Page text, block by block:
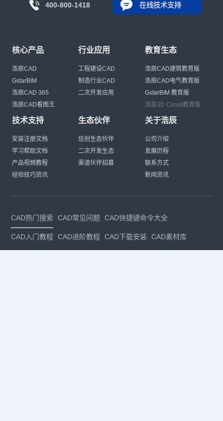
400-800-1418 在线技术支持
核心产品
浩辰CAD
GstarBIM
浩辰CAD 365
浩辰CAD看图王
行业应用
工程建设CAD
制造行业CAD
二次开发应用
教育生态
浩辰CAD建筑教育版
浩辰CAD电气教育版
GstarBIM 教育版
浩辰3D Cloud教育版
技术支持
安装注册文档
学习帮助文档
产品视频教程
经验技巧资讯
生态伙伴
信创生态伙伴
二次开发生态
渠道伙伴招募
关于浩辰
公司介绍
发展历程
联系方式
新闻资讯
CAD热门搜索 CAD常见问题 CAD快捷键命令大全
CAD入门教程 CAD进阶教程 CAD下载安装 CAD素材库